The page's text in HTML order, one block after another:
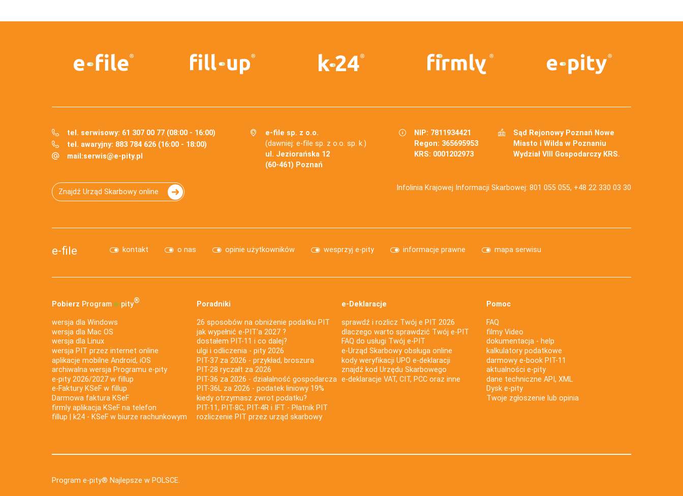
tel. serwisowy: 61 307 00 77 (08:00 - 16:00)
tel. awaryjny: 883 784 626 (16:00 - 18:00)
mail:serwis@e-pity.pl
e-file sp. z o.o.
(dawniej: e-file sp. z o.o. sp. k.)
ul. Jeziorańska 12
(60-461) Poznań
NIP: 7811934421
Regon: 365695953
KRS: 0001202973
Sąd Rejonowy Poznań Nowe
Miasto i Wilda w Poznaniu
Wydział VIII Gospodarczy KRS.
Znajdź Urząd Skarbowy online Infolinia Krajowej Informacji Skarbowej: 801 055 055, +48 22 330 03 30
e-file kontakt o nas opinie użytkowników wesprzyj e-pity informacje prawne mapa serwisu
Pobierz Program e‑pity®
wersja dla Windows
wersja dla Mac OS
wersja dla Linux
wersja PIT przez internet online
aplikacje mobilne Android, iOS
archiwalna wersja Programu e-pity
e-pity 2026/2027 w fillup
e‑Faktury KSeF w fillup
Darmowa faktura KSeF
firmly aplikacja KSeF na telefon
fillup | k24 - KSeF w biurze rachunkowym
Poradniki
26 sposobów na obniżenie podatku PIT
jak wypełnić e-PIT'a 2027 ?
dostałem PIT-11 i co dalej?
ulgi i odliczenia - pity 2026
PIT-37 za 2026 - przykład, broszura
PIT-28 ryczałt za 2026
PIT-36 za 2026 - działalność gospodarcza
PIT-36L za 2026 - podatek liniowy 19%
kiedy otrzymasz zwrot podatku?
PIT-11, PIT-8C, PIT-4R i IFT - Płatnik PIT
rozliczenie PIT przez urząd skarbowy
e-Deklaracje
sprawdź i rozlicz Twój e PIT 2026
dlaczego warto sprawdzić Twój e-PIT
FAQ do usługi Twój e-PIT
e-Urząd Skarbowy obsługa online
kody weryfikacji UPO e-deklaracji
znajdź kod Urzędu Skarbowego
e-deklaracje VAT, CIT, PCC oraz inne
Pomoc
FAQ
filmy Video
dokumentacja - help
kalkulatory podatkowe
darmowy e-book PIT-11
aktualności e-pity
dane techniczne API, XML
Dysk e-pity
Twoje zgłoszenie lub opinia
Program e-pity® Najlepsze w POLSCE.